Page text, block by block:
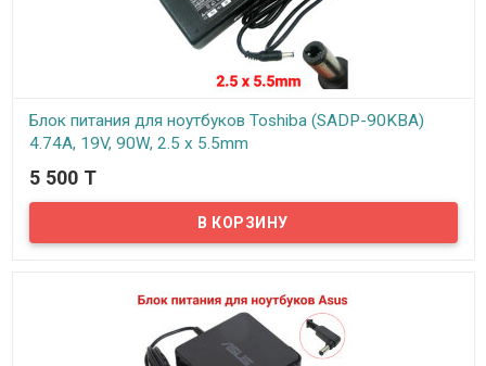
Блок питания для ноутбуков Toshiba (SADP-90KBA)
4.74A, 19V, 90W, 2.5 x 5.5mm
В наличии
Надёжный сетевой блок питания на 220 вольт для вашего
ноутбука Toshiba. Блок питания рассчитан на напряжение: 19В и
силу тока 4.74А.
5 500 T